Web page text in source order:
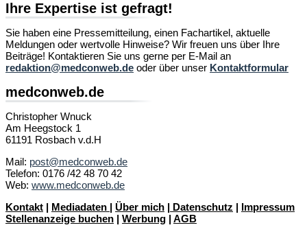
Ihre Expertise ist gefragt!
Sie haben eine Pressemitteilung, einen Fachartikel, aktuelle
Meldungen oder wertvolle Hinweise? Wir freuen uns über Ihre
Beiträge! Kontaktieren Sie uns gerne per E-Mail an
redaktion@medconweb.de oder über unser Kontaktformular
medconweb.de
Christopher Wnuck
Am Heegstock 1
61191 Rosbach v.d.H
Mail: post@medconweb.de
Telefon: 0176 /42 48 70 42
Web: www.medconweb.de
Kontakt | Mediadaten | Über mich | Datenschutz | Impressum
Stellenanzeige buchen | Werbung | AGB